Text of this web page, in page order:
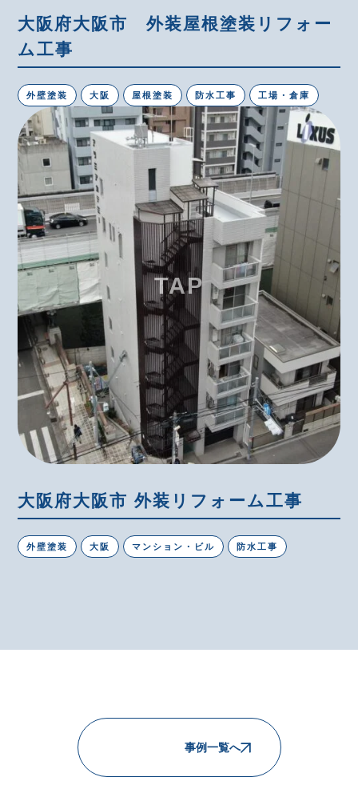
大阪府大阪市 外装屋根塗装リフォー
ム工事
外壁塗装 大阪 屋根塗装 防水工事 工場・倉庫
大阪府大阪市 外装リフォーム工事
外壁塗装 大阪 マンション・ビル 防水工事
事例一覧へ